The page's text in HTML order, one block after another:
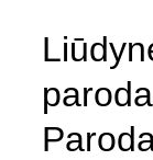
paroda